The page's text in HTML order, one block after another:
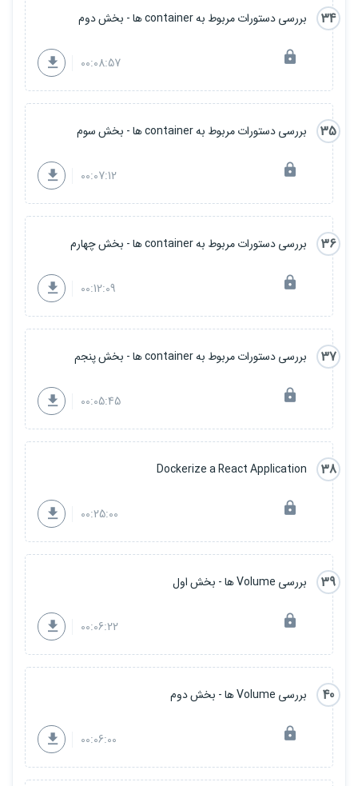
34 بررسی دستورات مربوط به container ها - بخش دوم
00:08:57
35 بررسی دستورات مربوط به container ها - بخش سوم
00:07:12
36 بررسی دستورات مربوط به container ها - بخش چهارم
00:12:09
37 بررسی دستورات مربوط به container ها - بخش پنجم
00:05:45
38
Dockerize a React Application
00:25:00
39 بررسی Volume ها - بخش اول
00:06:22
40 بررسی Volume ها - بخش دوم
00:06:00